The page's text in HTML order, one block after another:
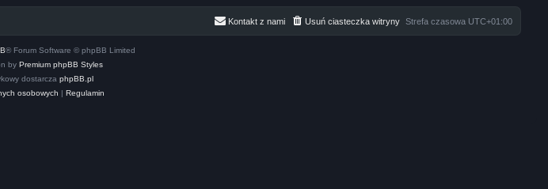
Strefa czasowa UTC+01:00
Usuń ciasteczka witryny
Kontakt z nami
® Forum Software © phpBB Limited
byPremium phpBB Styles
dostarcza phpBB.pl
osobowych | Regulamin